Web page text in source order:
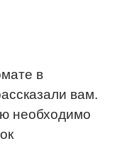
в
вам.
необходимо